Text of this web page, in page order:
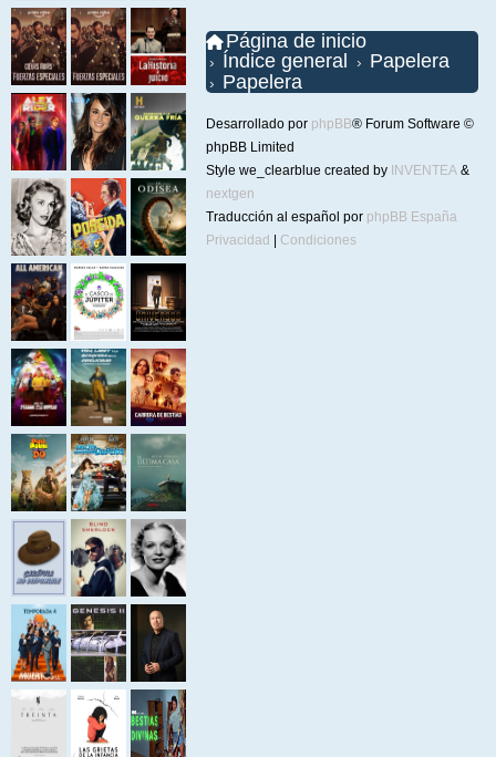
Página de inicio
Índice general
Papelera
Papelera
Desarrollado por phpBB® Forum Software ©
phpBB Limited
Style we_clearblue created by INVENTEA &
nextgen
Traducción al español por phpBB España
Privacidad
Condiciones